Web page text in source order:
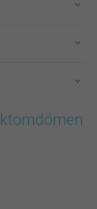
inklusive moms och